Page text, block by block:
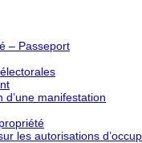
– Passeport
d’une manifestation
les autorisations